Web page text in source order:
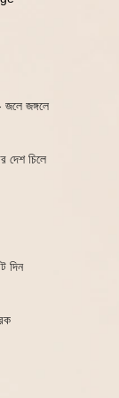
জলে জঙ্গলে
দেশ চিলে
দিন